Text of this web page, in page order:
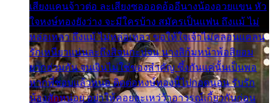
เสียงแคนจ้าวต่อ ละเสียงซอออดอ้ออีนางน้องอวยแขน หัว
ใจหงษ์ทองยังว่าง จะมีใครบ้าง สมัครเป็นแฟน ถึงแม้ ไม่
หล่อเหลา ถึงแม้ ไม่หล่อเหลา ขอให้ใจเจ้าไม่คลอนแคลน
รักเหนียวแน่นละถึงสิจนกะบ่จน นางสิก้มหน้าพ้อสิยอม
ยากฮ่วมกัน จนเงินไม่ใช่ของสำคัญ ซึ้งกันแค่นั้นเป็นพอ
หากพี่ชอบแล้วหนอ ติดต่อหงษ์ทองนี้ไปกอดนอน รับรัก
น้องสักหน่อย อย่าให้คอยละเหว่ว้าอาวรณ์เกี้ยวกันก่อน